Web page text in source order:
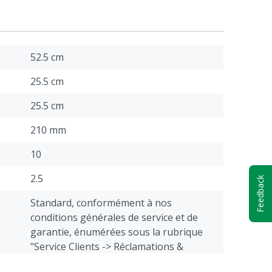
52.5 cm
25.5 cm
25.5 cm
210 mm
10
2.5
Standard, conformément à nos
conditions générales de service et de
garantie, énumérées sous la rubrique
"Service Clients -> Réclamations &
Feedback